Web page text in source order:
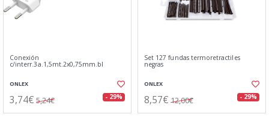
Conexión
c/interr.3a.1,5mt.2x0,75mm.bl
ONLEX
3,74€ 5,24€ - 29%
Set 127 fundas termoretractiles
negras
ONLEX
8,57€ 12,00€ - 29%